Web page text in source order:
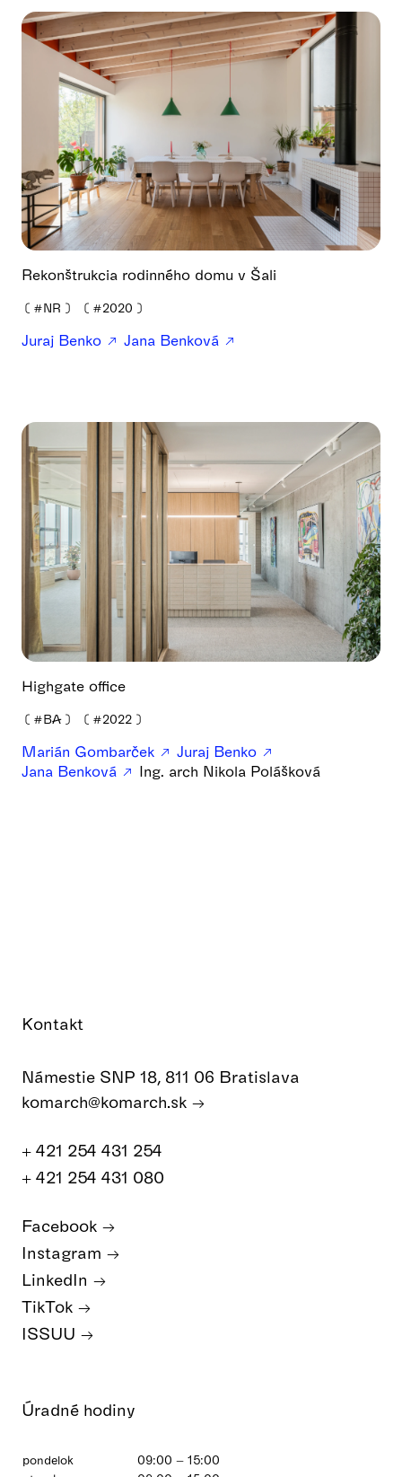
Rekonštrukcia rodinného domu v Šali
❪ #NR ❫ ❪ #2020 ❫
Juraj Benko Jana Benková
Highgate office
❪ #BA ❫ ❪ #2022 ❫
Marián Gombarček
Juraj Benko
Jana Benková
Ing. arch Nikola Polášková
Úradné hodiny
pondelok
09:00 – 15:00
Kontakt
Námestie SNP 18, 811 06 Bratislava
komarch@komarch.sk
+ 421 254 431 254
+ 421 254 431 080
Facebook
Instagram
LinkedIn
TikTok
ISSUU